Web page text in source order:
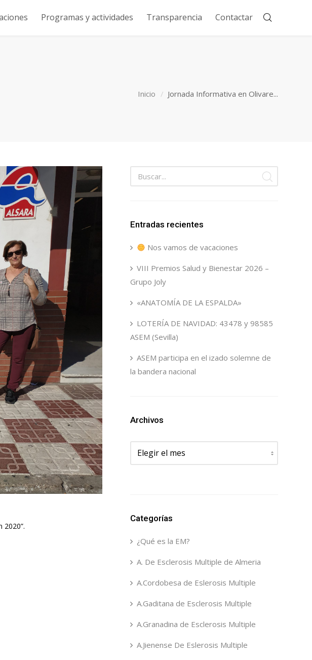
Programas y actividades Transparencia Contactar
Inicio Jornada Informativa en Olivare...
2020”.
Entradas recientes
Nos vamos de vacaciones
VIII Premios Salud y Bienestar 2026 –
Grupo Joly
«ANATOMÍA DE LA ESPALDA»
LOTERÍA DE NAVIDAD: 43478 y 98585
ASEM (Sevilla)
ASEM participa en el izado solemne de
la bandera nacional
Archivos
Archivos
Categorías
¿Qué es la EM?
A. De Esclerosis Multiple de Almeria
A.Cordobesa de Eslerosis Multiple
A.Gaditana de Esclerosis Multiple
A.Granadina de Esclerosis Multiple
A.Jienense De Eslerosis Multiple